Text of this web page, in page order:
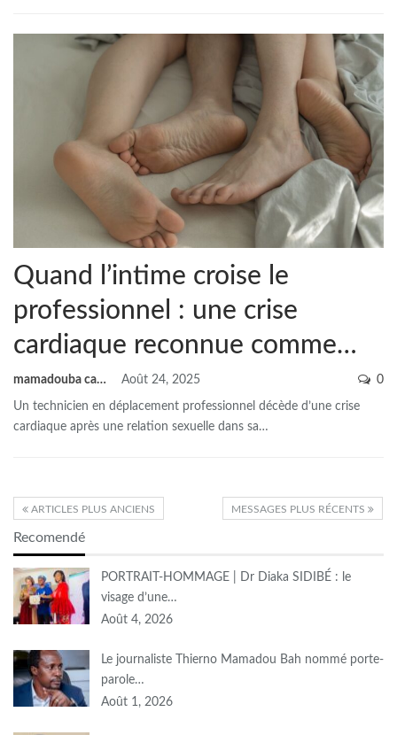
Quand l’intime croise le
professionnel : une crise
cardiaque reconnue comme…
mamadouba camara Août 24, 2025 0
Un technicien en déplacement professionnel décède d’une crise
cardiaque après une relation sexuelle dans sa…
ARTICLES PLUS ANCIENS MESSAGES PLUS RÉCENTS
Recomendé
PORTRAIT-HOMMAGE | Dr Diaka SIDIBÉ : le
visage d’une…
Août 4, 2026
Le journaliste Thierno Mamadou Bah nommé porte-
parole…
Août 1, 2026